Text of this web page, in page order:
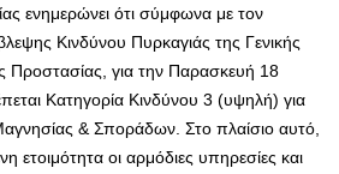
ενημερώνει ότι σύμφωνα με τον
Κινδύνου Πυρκαγιάς της Γενικής
Προστασίας, για την Παρασκευή 18
Κατηγορία Κινδύνου 3 (υψηλή) για
& Σποράδων. Στο πλαίσιο αυτό,
ετοιμότητα οι αρμόδιες υπηρεσίες και